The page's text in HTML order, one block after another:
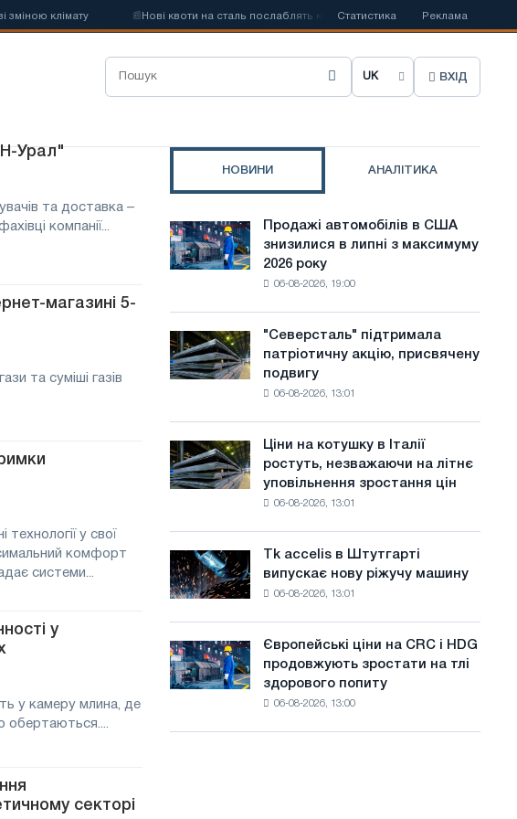
клімату Нові квоти на сталь послаблять конкуренцію в Сполученому Королівстві
Статистика Реклама
О
р
и
в
у
с
а
й
т
ВХІД
Урал"
та доставка –
компанії...
магазині 5-
та суміші газів
у свої
комфорт
системи...
у
у камеру млина, де
обертаються....
секторі
НОВИНИ АНАЛІТИКА
Продажі
автомобілів
в
липні
з
року
Продажі автомобілів в США
знизилися в липні з максимуму
2026 року
06-08-2026, 19:00
"Северсталь"
підтримала
патріотичну
радянської
авіації
Великої
Вітчизняної
війни
"Северсталь" підтримала
патріотичну акцію, присвячену
подвигу
06-08-2026, 13:01
Ціни
на
котушку
незважаючи
на
уповільнення
зростання
цін
Ціни на котушку в Італії
ростуть, незважаючи на літнє
уповільнення зростання цін
06-08-2026, 13:01
Tk
accelis
в
нову
ріжучу
Tk accelis в Штутгарті
випускає нову ріжучу машину
06-08-2026, 13:01
Європейські
ціни
на
Європейські ціни на CRC і HDG
продовжують зростати на тлі
здорового попиту
06-08-2026, 13:00